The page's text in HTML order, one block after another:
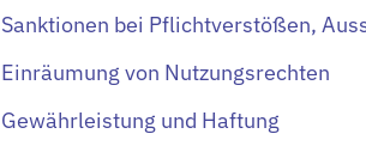
Sanktionen bei Pflichtverstößen,
Einräumung von Nutzungsrechten
Gewährleistung und Haftung